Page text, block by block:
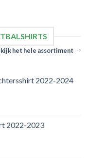
het hele assortiment
2022-2024
2022-2023